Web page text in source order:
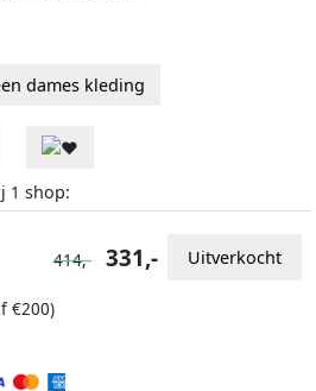
dames kleding
1 shop:
€200)
414,- 331,- Uitverkocht